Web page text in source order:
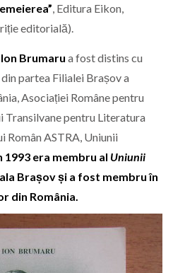
, Editura Eikon,
editorială).
Brumaru a fost distins cu
partea Filialei Brașov a
Asociației Române pentru
Transilvane pentru Literatura
Român ASTRA, Uniunii
1993 era membru al Uniunii
Brașov și a fost membru în
din România.